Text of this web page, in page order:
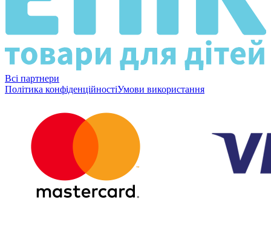
Всі партнери
Політика конфіденційностіУмови використання